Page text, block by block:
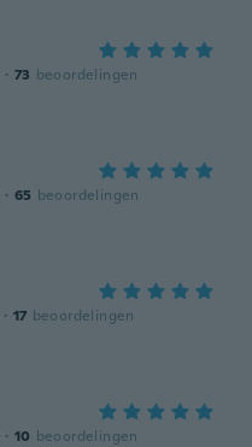
· 73 beoordelingen
· 65 beoordelingen
· 17 beoordelingen
· 10 beoordelingen